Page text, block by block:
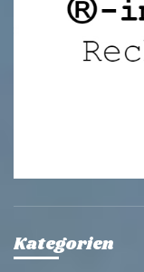
Kategorien